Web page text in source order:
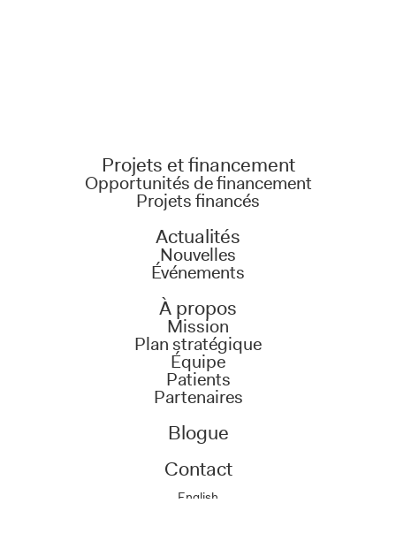
Projets et financement
Opportunités de financement
Projets financés
Actualités
Nouvelles
Événements
À propos
Mission
Plan stratégique
Équipe
Patients
Partenaires
Blogue
Contact
English